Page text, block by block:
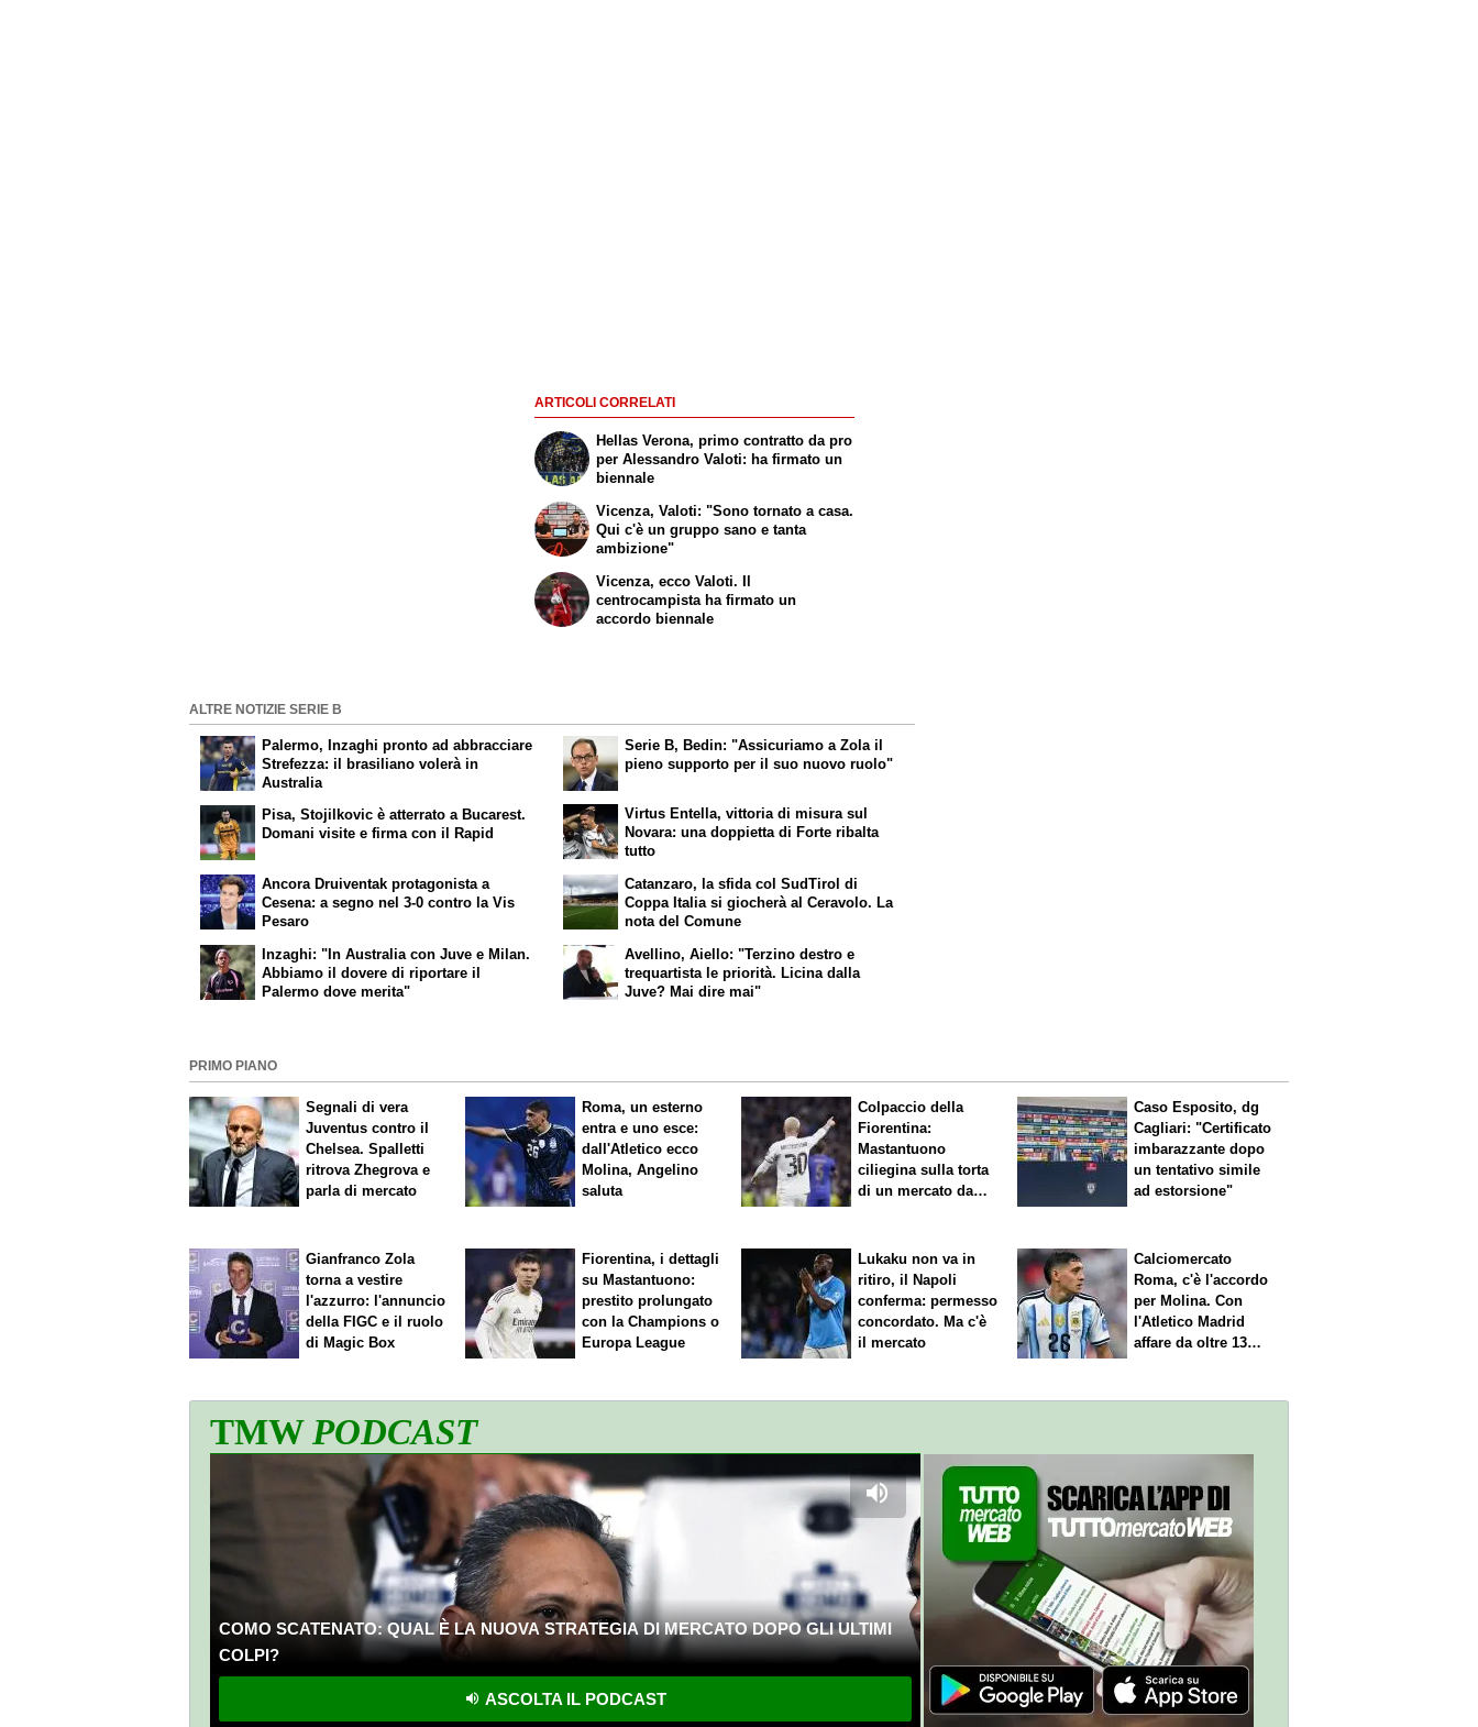
ARTICOLI CORRELATI
Hellas Verona, primo contratto da pro
per Alessandro Valoti: ha firmato un
biennale
Vicenza, Valoti: "Sono tornato a casa.
Qui c'è un gruppo sano e tanta
ambizione"
Vicenza, ecco Valoti. Il
centrocampista ha firmato un
accordo biennale
ALTRE NOTIZIE SERIE B
Palermo, Inzaghi pronto ad abbracciare
Strefezza: il brasiliano volerà in
Australia
Pisa, Stojilkovic è atterrato a Bucarest.
Domani visite e firma con il Rapid
Serie B, Bedin: "Assicuriamo a Zola il
pieno supporto per il suo nuovo ruolo"
Virtus Entella, vittoria di misura sul
Novara: una doppietta di Forte ribalta
tutto
Ancora Druiventak protagonista a
Cesena: a segno nel 3-0 contro la Vis
Pesaro
Inzaghi: "In Australia con Juve e Milan.
Abbiamo il dovere di riportare il
Palermo dove merita"
Catanzaro, la sfida col SudTirol di
Coppa Italia si giocherà al Ceravolo. La
nota del Comune
Avellino, Aiello: "Terzino destro e
trequartista le priorità. Licina dalla
Juve? Mai dire mai"
PRIMO PIANO
Segnali di vera
Juventus contro il
Chelsea. Spalletti
ritrova Zhegrova e
parla di mercato
Roma, un esterno
entra e uno esce:
dall'Atletico ecco
Molina, Angelino
saluta
Colpaccio della
Fiorentina:
Mastantuono
ciliegina sulla torta
di un mercato da
Caso Esposito, dg
Cagliari: "Certificato
imbarazzante dopo
un tentativo simile
ad estorsione"
Gianfranco Zola
torna a vestire
l'azzurro: l'annuncio
della FIGC e il ruolo
di Magic Box
Fiorentina, i dettagli
su Mastantuono:
prestito prolungato
con la Champions o
Europa League
Lukaku non va in
ritiro, il Napoli
conferma: permesso
concordato. Ma c'è
il mercato
Calciomercato
Roma, c'è l'accordo
per Molina. Con
l'Atletico Madrid
affare da oltre 13
TMWPODCAST
COMO SCATENATO: QUAL È LA NUOVA STRATEGIA DI MERCATO DOPO GLI ULTIMI
COLPI?
ASCOLTA IL PODCAST